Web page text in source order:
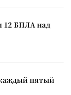
12 БПЛА над
каждый пятый